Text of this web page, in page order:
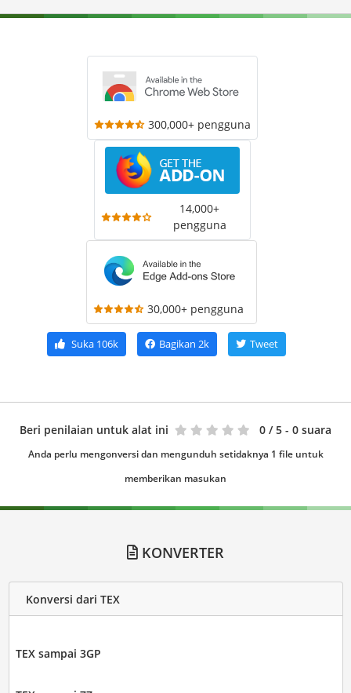
300,000+ pengguna
14,000+
pengguna
30,000+ pengguna
Suka106k Bagikan 2k Tweet
Beri penilaian untuk alat ini 0 / 5 - 0 suara
Anda perlu mengonversi dan mengunduh setidaknya 1 file untuk
memberikan masukan
KONVERTER
Konversi dari TEX
TEX sampai 3GP